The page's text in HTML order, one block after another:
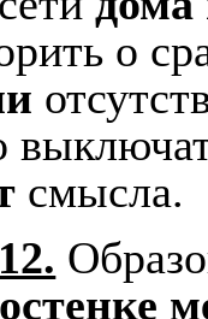
о
смысла.
12.